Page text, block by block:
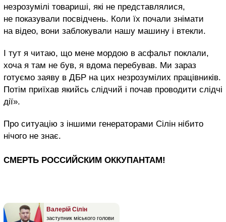
незрозумілі товариші, які не представлялися,
не показували посвідчень. Коли їх почали знімати
на відео, вони заблокували нашу машину і втекли.
І тут я читаю, що мене мордою в асфальт поклали,
хоча я там не був, я вдома перебував. Ми зараз
готуємо заяву в ДБР на цих незрозумілих працівників.
Потім приїхав якийсь слідчий і почав проводити слідчі
дії».
Про ситуацію з іншими генераторами Сілін нібито
нічого не знає.
СМЕРТЬ РОССИЙСКИМ ОККУПАНТАМ!
Валерій Сілін
заступник міського голови